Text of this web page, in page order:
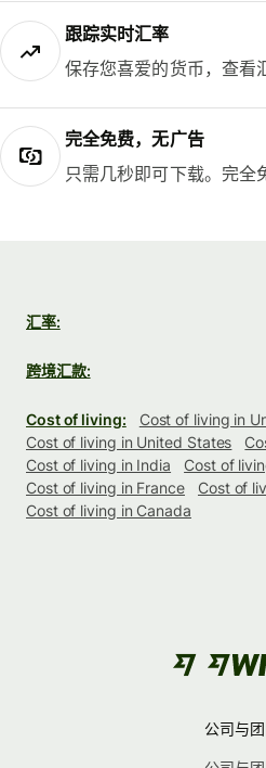
跟踪实时汇率
保存您喜爱的货币，查看
完全免费，无广告
只需几秒即可下载。完全
汇率:
跨境汇款:
Cost of living:
Cost of living in
Cost of living in United States
Cost of living in India
Cost of
Cost of living in France
Cost of
Cost of living in Canada
公司与